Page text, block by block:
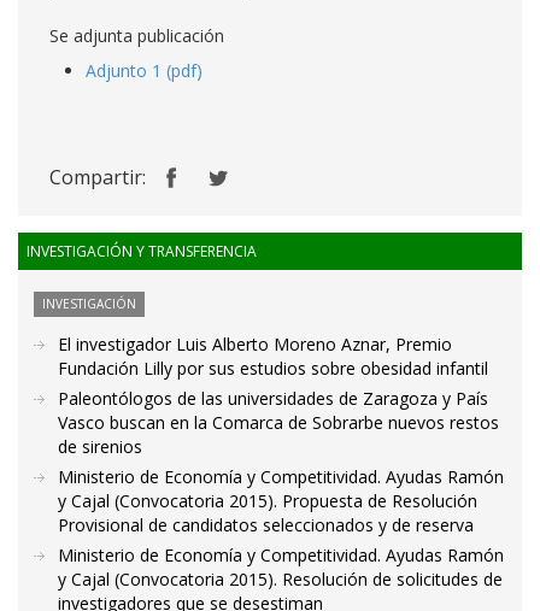
Se adjunta publicación
Adjunto 1 (pdf)
Compartir:
INVESTIGACIÓN Y TRANSFERENCIA
INVESTIGACIÓN
El investigador Luis Alberto Moreno Aznar, Premio
Fundación Lilly por sus estudios sobre obesidad infantil
Paleontólogos de las universidades de Zaragoza y País
Vasco buscan en la Comarca de Sobrarbe nuevos restos
de sirenios
Ministerio de Economía y Competitividad. Ayudas Ramón
y Cajal (Convocatoria 2015). Propuesta de Resolución
Provisional de candidatos seleccionados y de reserva
Ministerio de Economía y Competitividad. Ayudas Ramón
y Cajal (Convocatoria 2015). Resolución de solicitudes de
investigadores que se desestiman